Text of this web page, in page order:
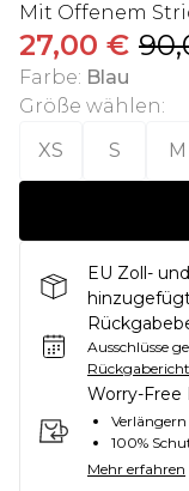
Mit Offenem
27,00 €
Farbe: Blau
Größe wählen:
XS
S M
EU Zoll-
Ausschlüsse
Worry-
100%
Mehr erfahren